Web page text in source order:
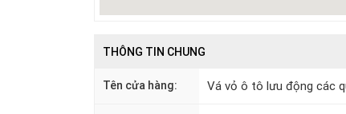
THÔNG TIN CHUNG
Tên cửa hàng: Vá vỏ ô tô lưu động các